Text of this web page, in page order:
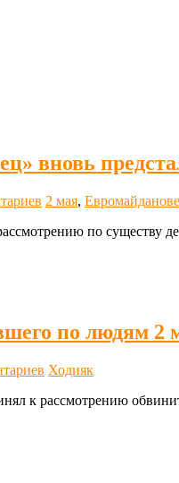
вновь
2 мая,
по существу
по людям 2
Ходияк
к рассмотрению